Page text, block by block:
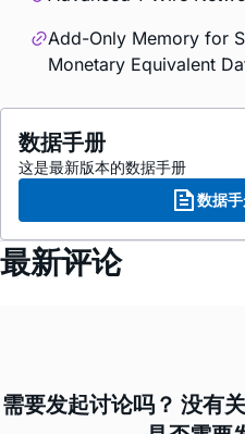
Add-Only Memory for
Monetary Equivalent
数据手册
这是最新版本的数据手册
数据
最新评论
需要发起讨论吗？ 没有